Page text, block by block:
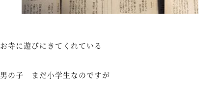
お寺に遊びにきてくれている
男の子 まだ小学生なのですが